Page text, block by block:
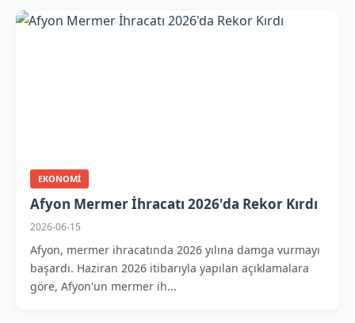
EKONOMI
Afyon Mermer İhracatı 2026'da Rekor Kırdı
2026-06-15
Afyon, mermer ihracatında 2026 yılına damga vurmayı
başardı. Haziran 2026 itibarıyla yapılan açıklamalara
göre, Afyon'un mermer ih...